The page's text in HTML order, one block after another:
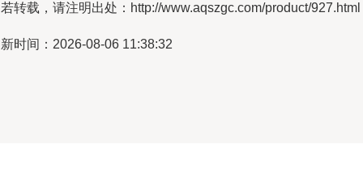
转载，请注明出处：http://www.aqszgc.com/product/927.html
时间：2026-08-06 11:38:32